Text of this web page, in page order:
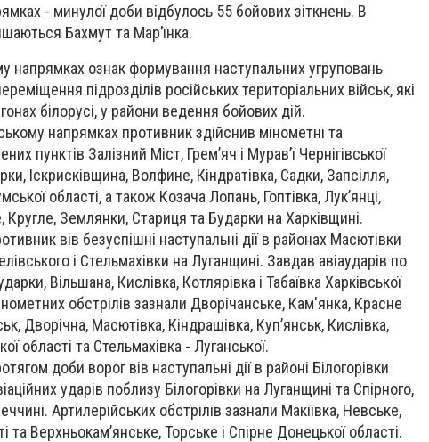
- минулої доби відбулось 55 бойових зіткнень. В
Бахмут та Мар’їнка.
напрямках ознак формування наступальних угруповань
підрозділів російських територіальних військ, які
білорусі, у райони ведення бойових дій.
напрямках противник здійснив мінометні та
пунктів Залізний Міст, Грем’яч і Мурав’ї Чернігівської
Іскрисківщина, Волфине, Кіндратівка, Садки, Запсілля,
області, а також Козача Лопань, Гоптівка, Лук’янці,
Кругле, Землянки, Стариця та Бударки на Харківщині.
вів безуспішні наступальні дії в районах Масютівки
і Стельмахівки на Луганщині. Завдав авіаударів по
Вільшана, Кислівка, Котлярівка і Табаївка Харківської
обстрілів зазнали Дворічанське, Кам'янка, Красне
Дворічна, Масютівка, Кіндрашівка, Куп’янськ, Кислівка,
області та Стельмахівка - Луганської.
доби ворог вів наступальні дії в районі Білогорівки
ударів поблизу Білогорівки на Луганщині та Спірного,
Артилерійських обстрілів зазнали Макіївка, Невське,
та Верхньокам’янське, Торське і Спірне Донецької області.